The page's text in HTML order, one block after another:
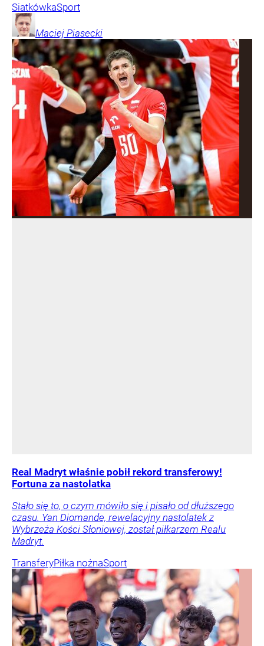
SiatkówkaSport
Maciej Piasecki
Real Madryt właśnie pobił rekord transferowy!
Fortuna za nastolatka
Stało się to, o czym mówiło się i pisało od dłuższego
czasu. Yan Diomande, rewelacyjny nastolatek z
Wybrzeża Kości Słoniowej, został piłkarzem Realu
Madryt.
TransferyPiłka nożnaSport